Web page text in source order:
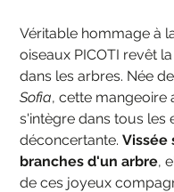
Véritable hommage à
oiseaux PICOTI revêt
dans les arbres. Née
Sofia, cette mangeoire
s'intègre dans tous les
déconcertante.Vissée
branches d'un arbre,
de ces joyeux